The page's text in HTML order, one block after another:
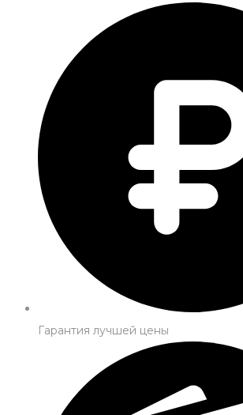
Гарантия лучшей цены